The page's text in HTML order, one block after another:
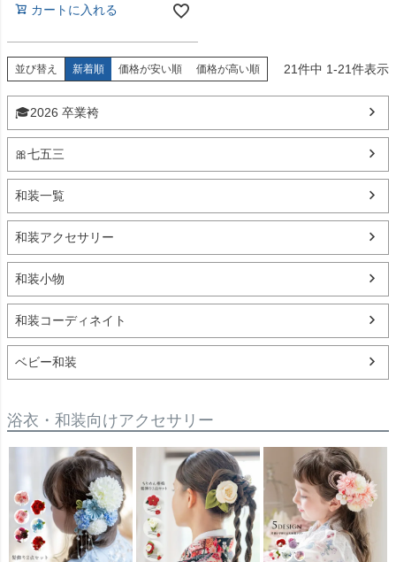
カートに入れる
並び替え 新着順 価格が安い順 価格が高い順 21件中 1-21件表示
🎓2026 卒業袴
🎀七五三
和装一覧
和装アクセサリー
和装小物
和装コーディネイト
ベビー和装
浴衣・和装向けアクセサリー